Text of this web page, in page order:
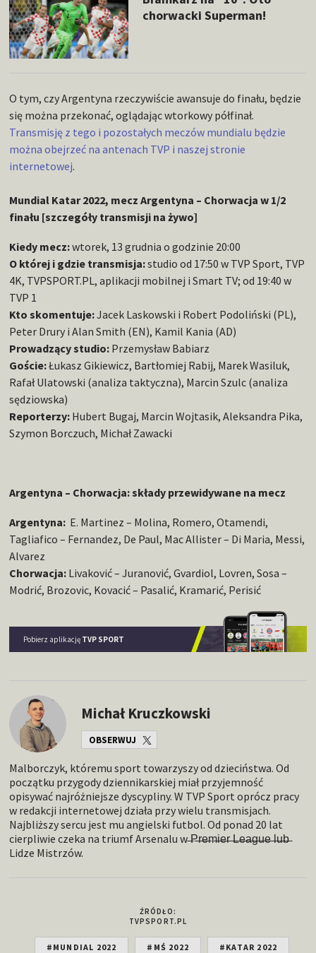
chorwacki Superman!
O tym, czy Argentyna rzeczywiście awansuje do finału, będzie
się można przekonać, oglądając wtorkowy półfinał.
Transmisję z tego i pozostałych meczów mundialu będzie
można obejrzeć na antenach TVP i naszej stronie
internetowej.
Mundial Katar 2022, mecz Argentyna – Chorwacja w 1/2
finału [szczegóły transmisji na żywo]
Kiedy mecz:wtorek, 13 grudnia o godzinie 20:00
O której i gdzie transmisja:studio od 17:50 w TVP Sport, TVP
4K, TVPSPORT.PL, aplikacji mobilnej i Smart TV; od 19:40 w
TVP 1
Kto skomentuje:Jacek Laskowski i Robert Podoliński (PL),
Peter Drury i Alan Smith (EN), Kamil Kania (AD)
Prowadzący studio: Przemysław Babiarz
Goście:Łukasz Gikiewicz, Bartłomiej Rabij, Marek Wasiluk,
Rafał Ulatowski (analiza taktyczna), Marcin Szulc (analiza
sędziowska)
Reporterzy: Hubert Bugaj, Marcin Wojtasik, Aleksandra Pika,
Szymon Borczuch, Michał Zawacki
Argentyna – Chorwacja: składy przewidywane na mecz
Argentyna: E. Martinez – Molina, Romero, Otamendi,
Tagliafico – Fernandez, De Paul, Mac Allister – Di Maria, Messi,
Alvarez
Chorwacja: Livaković – Juranović, Gvardiol, Lovren, Sosa –
Modrić, Brozovic, Kovacić – Pasalić, Kramarić, Perisić
Pobierz aplikację TVP SPORT
Michał Kruczkowski
OBSERWUJ
Malborczyk, któremu sport towarzyszy od dzieciństwa. Od
początku przygody dziennikarskiej miał przyjemność
opisywać najróżniejsze dyscypliny. W TVP Sport oprócz pracy
w redakcji internetowej działa przy wielu transmisjach.
Najbliższy sercu jest mu angielski futbol. Od ponad 20 lat
cierpliwie czeka na triumf Arsenalu w ̶P̶̶̶r̶̶̶e̶̶̶m̶̶̶i̶̶̶e̶̶̶r̶̶̶ ̶̶̶L̶̶̶e̶̶̶a̶̶̶g̶̶̶u̶̶̶e̶̶̶ ̶l̶u̶b̶
Lidze Mistrzów.
ŹRÓDŁO:
TVPSPORT.PL
#MUNDIAL 2022 #MŚ 2022 #KATAR 2022